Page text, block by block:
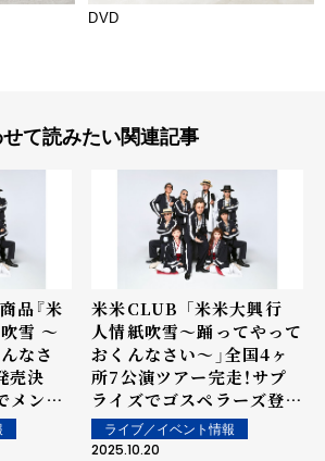
DVD
て読みたい関連記事
品『米
雪 〜
なさ
売決
メンバ
ークイ
米米CLUB 「米米大興行
人情紙吹雪〜踊ってやって
おくんなさい〜」全国4ヶ
所7公演ツアー完走！サプ
ライズでゴスペラーズ登
場！デビュー40周年記念フ
ァンセレクトアルバム『愛
ライブ／イベント情報
2025.10.20